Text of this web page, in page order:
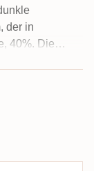
der in
40%. Die
Dessert
(die ihn